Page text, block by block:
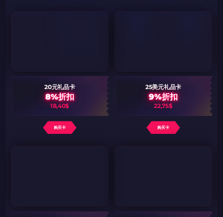
20元礼品卡
8%折扣
18,40$
购买卡
25美元礼品卡
9%折扣
22,75$
购买卡